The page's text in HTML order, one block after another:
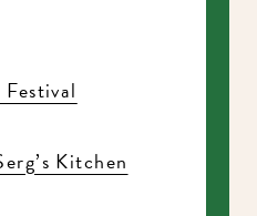
Kitchen